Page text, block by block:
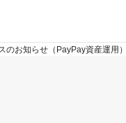
のお知らせ（PayPay資産運用）